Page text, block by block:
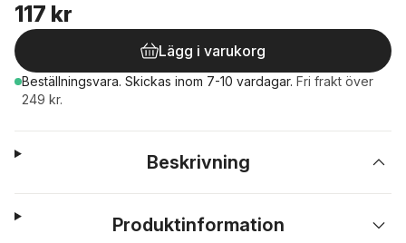
117 kr
Lägg i varukorg
Beställningsvara. Skickas inom 7-10 vardagar. Fri frakt över
249 kr.
Beskrivning
Produktinformation